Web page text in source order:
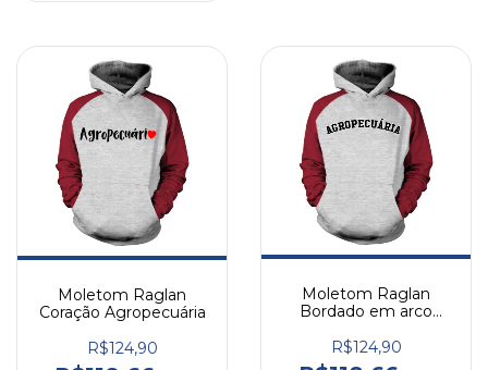
Moletom Raglan
Coração Agropecuária
R$124,90
Moletom Raglan
Bordado em arco
R$124,90